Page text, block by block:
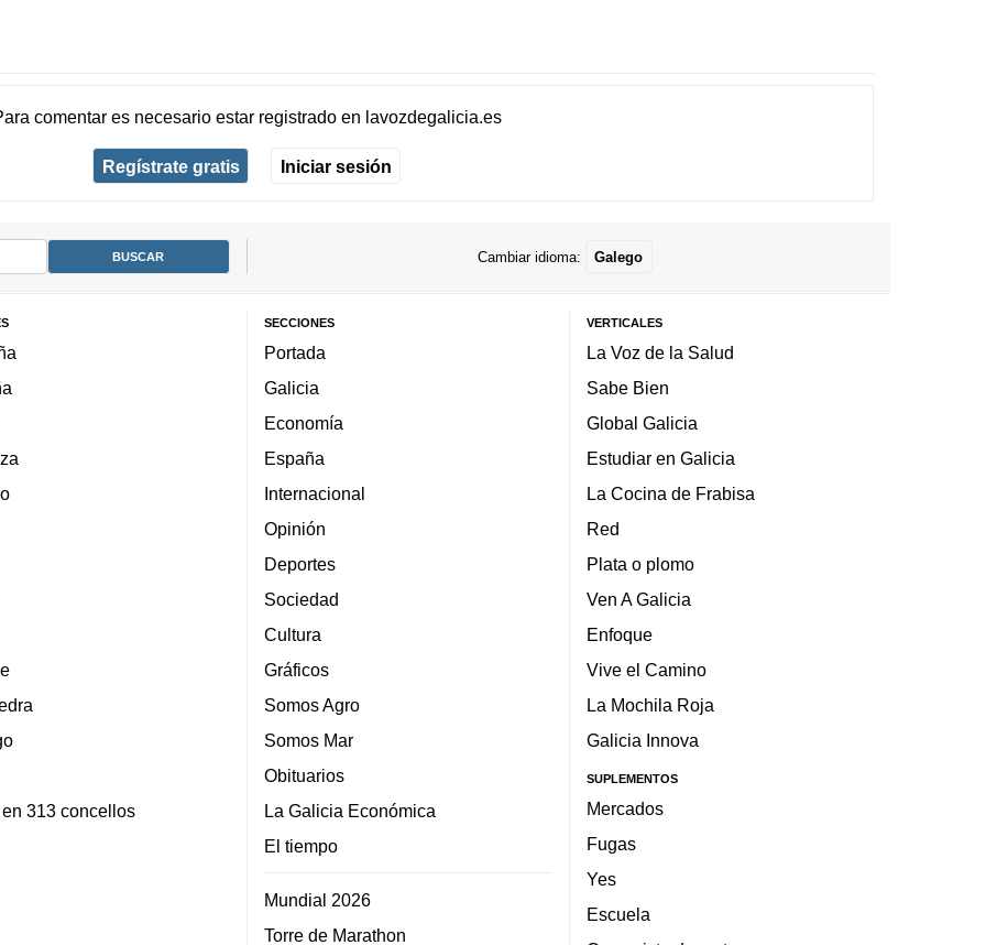
comentar es necesario estar registradoen lavozdegalicia.es
Regístrate gratis Iniciar sesión
Cambiar idioma: Galego
313 concellos
SECCIONES
Portada
Galicia
Economía
España
Internacional
Opinión
Deportes
Sociedad
Cultura
Gráficos
Somos Agro
Somos Mar
Obituarios
La Galicia Económica
El tiempo
Mundial 2026
Torre de Marathon
VERTICALES
La Voz de la Salud
Sabe Bien
Global Galicia
Estudiar en Galicia
La Cocina de Frabisa
Red
Plata o plomo
Ven A Galicia
Enfoque
Vive el Camino
La Mochila Roja
Galicia Innova
SUPLEMENTOS
Mercados
Fugas
Yes
Escuela